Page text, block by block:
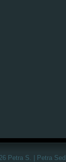
Petra S. | Petra